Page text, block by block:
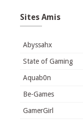
Sites Amis
Abyssahx
State of Gaming
Aquab0n
Be-Games
GamerGirl